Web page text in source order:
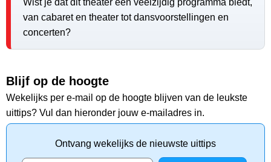
Wist je dat dit theater een veelzijdig programma biedt,
van cabaret en theater tot dansvoorstellingen en
concerten?
Blijf op de hoogte
Wekelijks per e-mail op de hoogte blijven van de leukste
uittips? Vul dan hieronder jouw e-mailadres in.
Ontvang wekelijks de nieuwste uittips